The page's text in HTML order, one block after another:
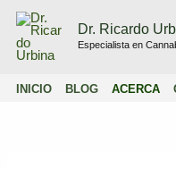
contenido
Dr. Ricardo
Especialista en
INICIO BLOG ACERCA